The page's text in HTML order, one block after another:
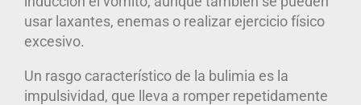
usar laxantes, enemas o realizar ejercicio físico
excesivo.
Un rasgo característico de la bulimia es la
impulsividad, que lleva a romper repetidamente